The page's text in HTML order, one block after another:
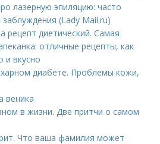
лазерную эпиляцию: часто
(Lady Mail.ru)
рецепт диетический. Самая
отличные рецепты, как
и вкусно
диабете. Проблемы кожи,
веника
в жизни. Две притчи о самом
Что ваша фамилия может